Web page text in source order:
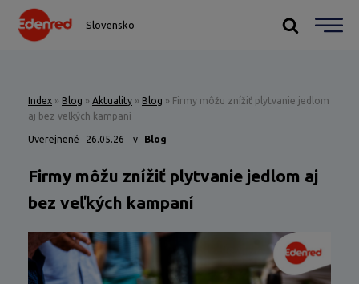
Slovensko
Index » Blog » Aktuality » Blog » Firmy môžu znížiť plytvanie jedlom
aj bez veľkých kampaní
Uverejnené 26.05.26 v Blog
Firmy môžu znížiť plytvanie jedlom aj
bez veľkých kampaní